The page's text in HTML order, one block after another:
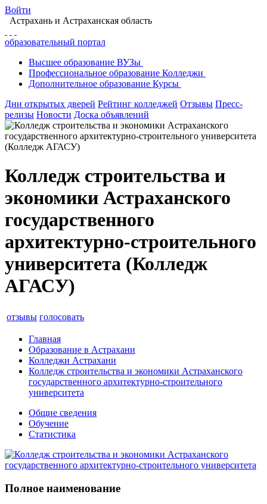
Войти
Астрахань и Астраханская область
образовательный портал
Высшее образование ВУЗы
Профессиональное образование Колледжи
Дополнительное образование Курсы
Дни открытых дверей Рейтинг колледжей Отзывы Пресс-
релизы Новости Доска объявлений
Колледж строительства и
экономики Астраханского
государственного
архитектурно-строительного
университета (Колледж
АГАСУ)
отзывы голосовать
Главная
Образование в Астрахани
Колледжи Астрахани
Колледж строительства и экономики Астраханского
государственного архитектурно-строительного
университета
Общие сведения
Обучение
Статистика
Полное наименование